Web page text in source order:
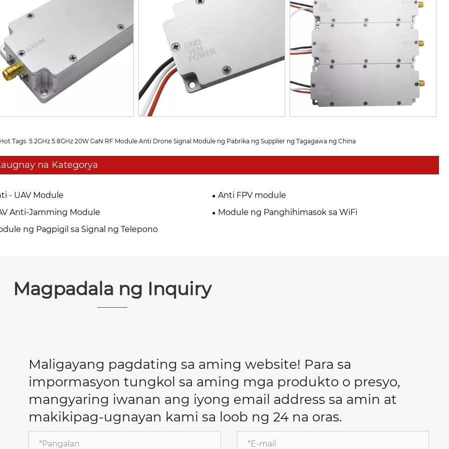
Tags: 5.2GHz 5.8GHz 20W GaN RF Module Anti Drone Signal Module ng Pabrika ng Supplier ng Tagagawa ng China
na Kategorya
- UAV Module
Anti FPV module
Anti-Jamming Module
Module ng Panghihimasok sa WiFi
ng Pagpigil sa Signal ng Telepono
Magpadala ng Inquiry
Maligayang pagdating sa aming website! Para sa
impormasyon tungkol sa aming mga produkto o presyo,
mangyaring iwanan ang iyong email address sa amin at
makikipag-ugnayan kami sa loob ng 24 na oras.